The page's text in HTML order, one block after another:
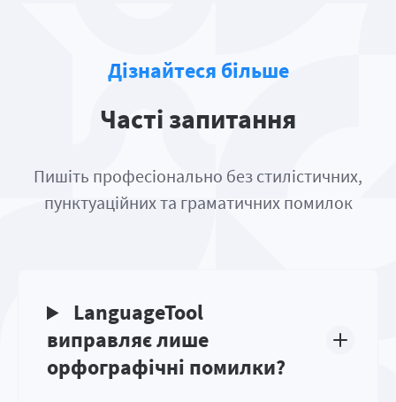
Дізнайтеся більше
Часті запитання
Пишіть професіонально без стилістичних,
пунктуаційних та граматичних помилок
LanguageTool
виправляє лише
орфографічні помилки?